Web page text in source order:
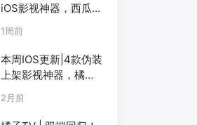
iOS影视神器，西瓜可
可TT粉猪柚子咸鱼全
上
1周前
本周IOS更新|4款伪装
上架影视神器，橘子
松子电影天堂可可
2月前